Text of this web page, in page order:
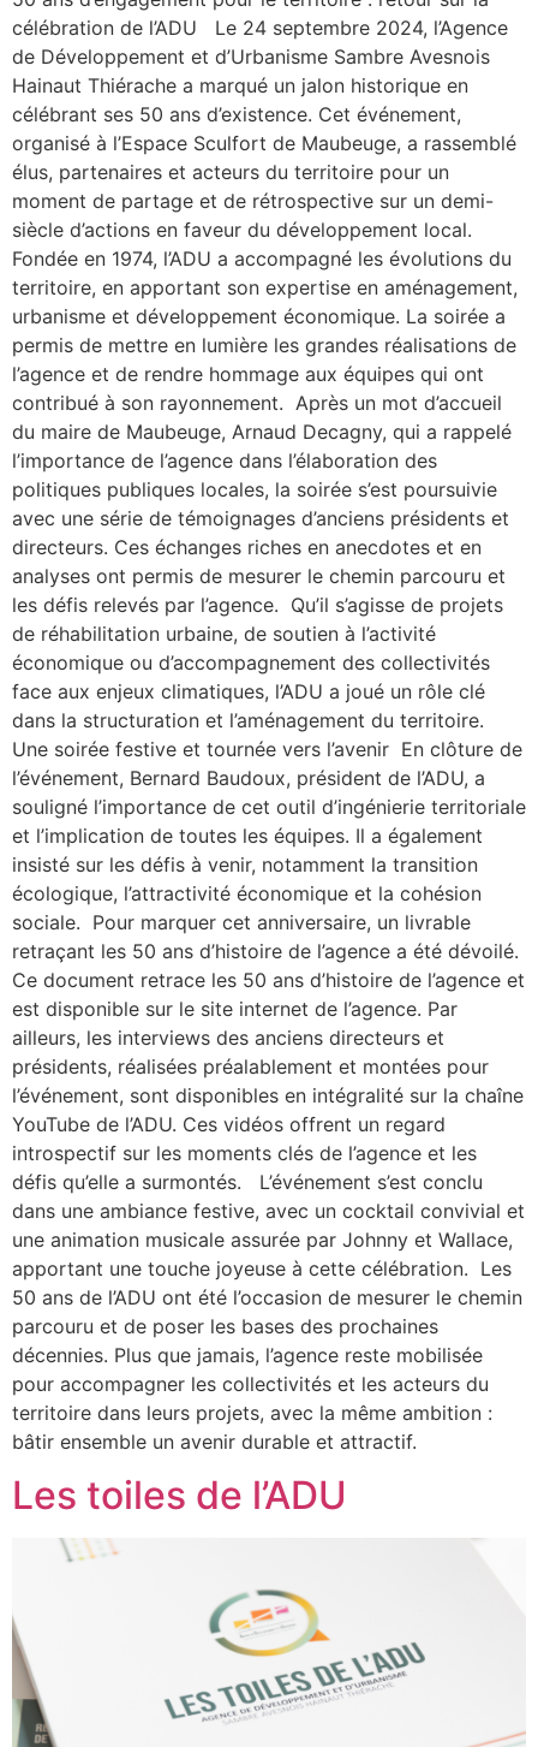
célébration de l’ADU Le 24 septembre 2024, l’Agence
de Développement et d’Urbanisme Sambre Avesnois
Hainaut Thiérache a marqué un jalon historique en
célébrant ses 50 ans d’existence. Cet événement,
organisé à l’Espace Sculfort de Maubeuge, a rassemblé
élus, partenaires et acteurs du territoire pour un
moment de partage et de rétrospective sur un demi-
siècle d’actions en faveur du développement local.
Fondée en 1974, l’ADU a accompagné les évolutions du
territoire, en apportant son expertise en aménagement,
urbanisme et développement économique. La soirée a
permis de mettre en lumière les grandes réalisations de
l’agence et de rendre hommage aux équipes qui ont
contribué à son rayonnement. Après un mot d’accueil
du maire de Maubeuge, Arnaud Decagny, qui a rappelé
l’importance de l’agence dans l’élaboration des
politiques publiques locales, la soirée s’est poursuivie
avec une série de témoignages d’anciens présidents et
directeurs. Ces échanges riches en anecdotes et en
analyses ont permis de mesurer le chemin parcouru et
les défis relevés par l’agence. Qu’il s’agisse de projets
de réhabilitation urbaine, de soutien à l’activité
économique ou d’accompagnement des collectivités
face aux enjeux climatiques, l’ADU a joué un rôle clé
dans la structuration et l’aménagement du territoire.
Une soirée festive et tournée vers l’avenir En clôture de
l’événement, Bernard Baudoux, président de l’ADU, a
souligné l’importance de cet outil d’ingénierie territoriale
et l’implication de toutes les équipes. Il a également
insisté sur les défis à venir, notamment la transition
écologique, l’attractivité économique et la cohésion
sociale. Pour marquer cet anniversaire, un livrable
retraçant les 50 ans d’histoire de l’agence a été dévoilé.
Ce document retrace les 50 ans d’histoire de l’agence et
est disponible sur le site internet de l’agence. Par
ailleurs, les interviews des anciens directeurs et
présidents, réalisées préalablement et montées pour
l’événement, sont disponibles en intégralité sur la chaîne
YouTube de l’ADU. Ces vidéos offrent un regard
introspectif sur les moments clés de l’agence et les
défis qu’elle a surmontés. L’événement s’est conclu
dans une ambiance festive, avec un cocktail convivial et
une animation musicale assurée par Johnny et Wallace,
apportant une touche joyeuse à cette célébration. Les
50 ans de l’ADU ont été l’occasion de mesurer le chemin
parcouru et de poser les bases des prochaines
décennies. Plus que jamais, l’agence reste mobilisée
pour accompagner les collectivités et les acteurs du
territoire dans leurs projets, avec la même ambition :
bâtir ensemble un avenir durable et attractif.
Les toiles de l’ADU